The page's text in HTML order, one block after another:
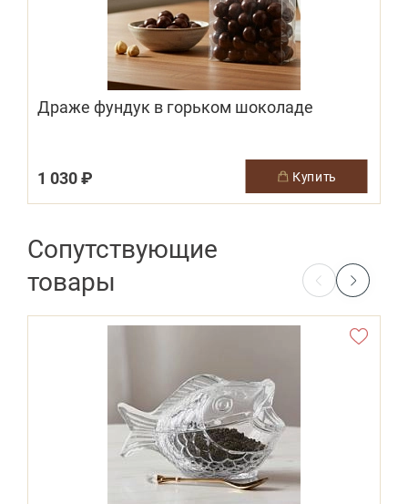
Драже фундук в горьком шоколаде
1 030 ₽ купить
Сопутствующие
товары